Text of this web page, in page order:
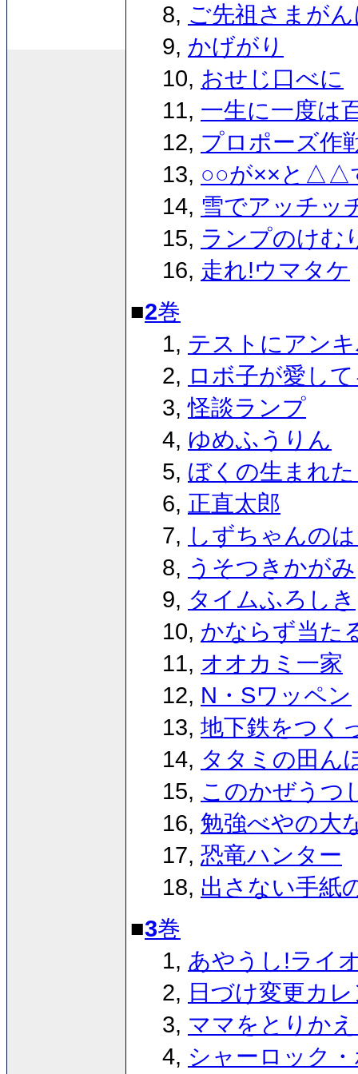
8, ご先祖さまが
9, かげがり
10, おせじ口べに
11, 一生に一度は
12, プロポーズ作
13, ○○が××と△△
14, 雪でアッチッ
15, ランプのけむ
16, 走れ!ウマタケ
■2巻
1, テストにアン
2, ロボ子が愛し
3,怪談ランプ
4, ゆめふうりん
5, ぼくの生まれ
6, 正直太郎
7, しずちゃんの
8, うそつきかがみ
9, タイムふろしき
10, かならず当た
11, オオカミ一家
12, N・Sワッペン
13, 地下鉄をつく
14, タタミの田ん
15, このかぜうつ
16, 勉強べやの大
17, 恐竜ハンター
18, 出さない手紙
■3巻
1, あやうし!ライ
2, 日づけ変更カ
3, ママをとりか
4, シャーロック